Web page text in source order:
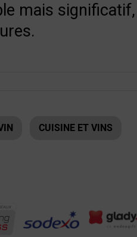
CUISINE ET VINS
mais significatif,